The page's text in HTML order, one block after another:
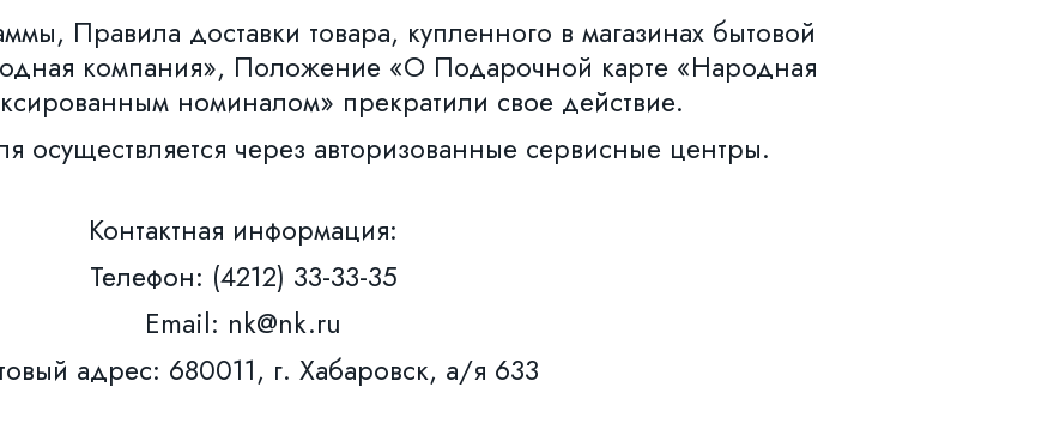
Правила доставки товара, купленного в магазинах бытовой
компания», Положение «О Подарочной карте «Народная
номиналом» прекратили свое действие.
осуществляется через авторизованные сервисные центры.
Контактная информация:
Телефон: (4212) 33-33-35
Email: nk@nk.ru
адрес: 680011, г. Хабаровск, а/я 633